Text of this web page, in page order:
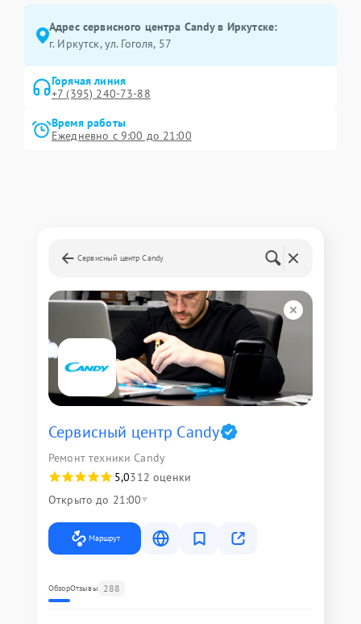
Адрес сервисного центра Candy в Иркутске:
г. Иркутск, ул. ​Гоголя, 57
Горячая линия
+7 (395) 240-73-88
Время работы
Ежедневно с 9:00 до 21:00
Сервисный центр Candy
Сервисный центр Candy
Ремонт техники Candy
5,0312 оценки
Открыто до 21:00
Маршрут
ОбзорОтзывы 288